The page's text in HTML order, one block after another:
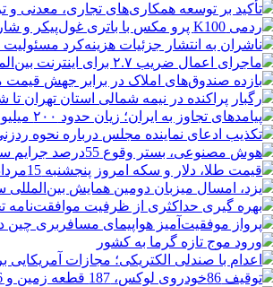
تأکید بر توسعه همکاری‌های تجاری، معدنی و
ردمی K100 پرو مکس با باتری غول‌پیکر و شارژ بی‌سیم روانه بازار می‌شود
ناشران به انتشار جزئیات هزینه‌کرد
ماجرای اعمال ضریب ۲.۷ برای اینترنت بین‌الملل چیست؟
بازده صندوق‌های املاک در برابر جهش
رگبار پراکنده در نیمه شمالی استان تهران تا
پیامدهای تجاوز به ایران؛ زیان حدود ۲۰۰ میلیون یورویی شرکت هواپیمایی مجارستان
تکذیب ادعای نماینده مجلس درباره نحوه
هوش مصنوعی، بستر وقوع 55درصد جرایم سایبری آفریقاست
قیمت طلا، دلار و سکه امروز پنجشنبه 15مرداد/ افزایش قیمت ها + جدول
یزد، امسال میزبان دومین همایش بین‌المللی
بهره گیری حداکثری از ظرفیت موافقت‌نامه
پرواز موفقیت‌آمیز هواپیمای مسافربری چین
ورود موج تازه گرما به کشور
اعدام با صندلی الکتریکی؛ مجازات
توقیف 86خودروی لوکس، 187 قطعه زمین و 86 آپارتمان تراستی‌ها